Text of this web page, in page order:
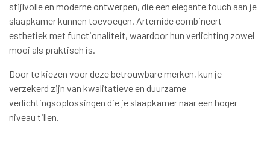
stijlvolle en moderne ontwerpen, die een elegante touch aan je
slaapkamer kunnen toevoegen. Artemide combineert
esthetiek met functionaliteit, waardoor hun verlichting zowel
mooi als praktisch is.
Door te kiezen voor deze betrouwbare merken, kun je
verzekerd zijn van kwalitatieve en duurzame
verlichtingsoplossingen die je slaapkamer naar een hoger
niveau tillen.